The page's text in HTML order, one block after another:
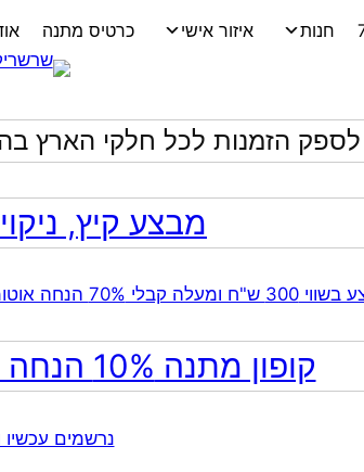
חנות איזור אישי כרטיס מתנה
לספק הזמנות לכל חלקי הארץ
מבצע קיץ,
המבצע | ללא כפל מבצעים
קופון מתנה 10% הנחה לרכישה ראשונה באתר!
נרשמים עכשיו